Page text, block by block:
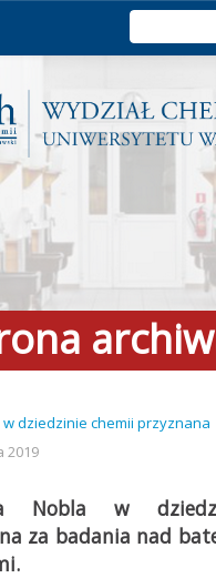
dziedzinie chemii przyznana
2019
Nobla w
za badania nad